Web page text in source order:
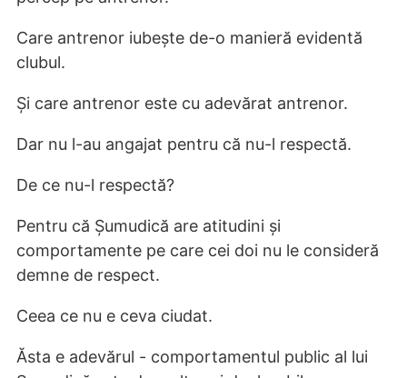
Care antrenor iubește de-o manieră evidentă
clubul.
Și care antrenor este cu adevărat antrenor.
Dar nu l-au angajat pentru că nu-l respectă.
De ce nu-l respectă?
Pentru că Șumudică are atitudini și
comportamente pe care cei doi nu le consideră
demne de respect.
Ceea ce nu e ceva ciudat.
Ăsta e adevărul - comportamentul public al lui